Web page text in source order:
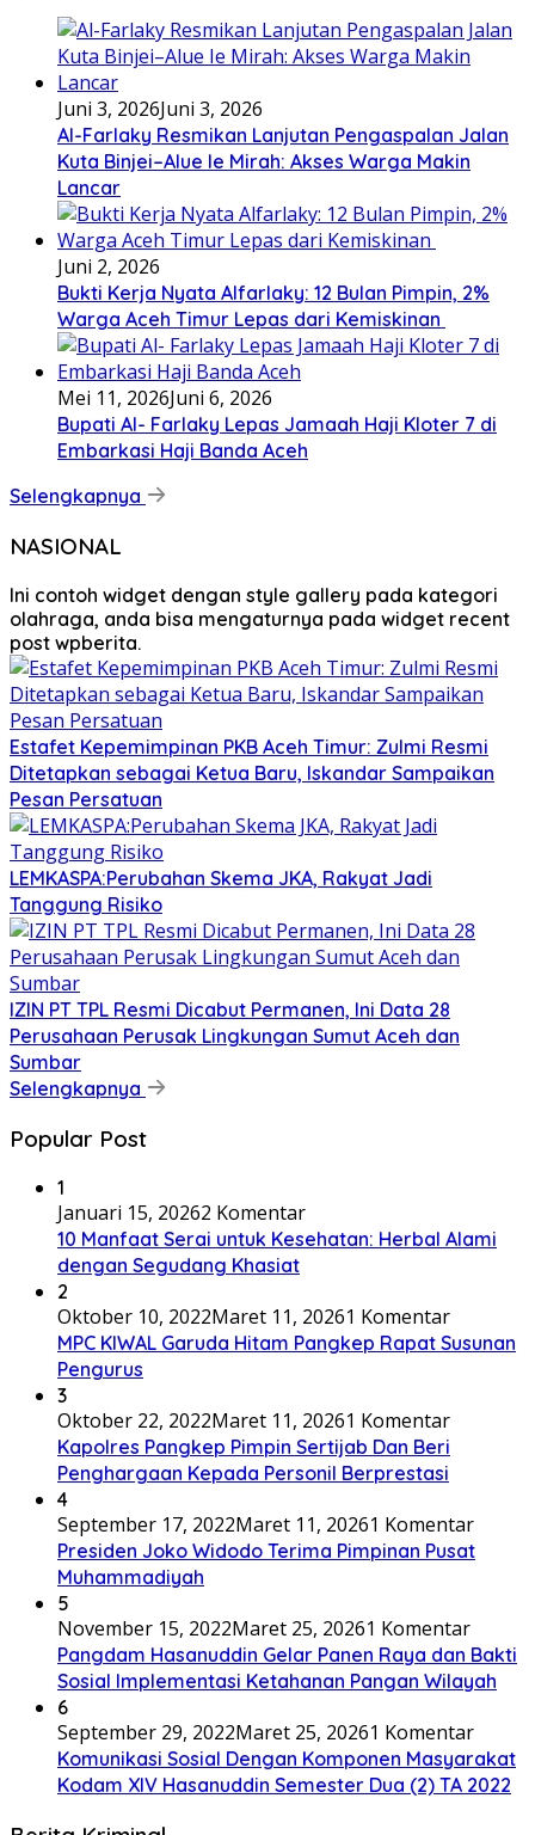
Juni 3, 2026Juni 3, 2026
Al-Farlaky Resmikan Lanjutan Pengaspalan Jalan
Kuta Binjei–Alue Ie Mirah: Akses Warga Makin
Lancar
Juni 2, 2026
Bukti Kerja Nyata Alfarlaky: 12 Bulan Pimpin, 2%
Warga Aceh Timur Lepas dari Kemiskinan ‎
Mei 11, 2026Juni 6, 2026
Bupati Al- Farlaky Lepas Jamaah Haji Kloter 7 di
Embarkasi Haji Banda Aceh
Selengkapnya
NASIONAL
Ini contoh widget dengan style gallery pada kategori
olahraga, anda bisa mengaturnya pada widget recent
post wpberita.
Estafet Kepemimpinan PKB Aceh Timur: Zulmi Resmi
Ditetapkan sebagai Ketua Baru, Iskandar Sampaikan
Pesan Persatuan
LEMKASPA:Perubahan Skema JKA, Rakyat Jadi
Tanggung Risiko
IZIN PT TPL Resmi Dicabut Permanen, Ini Data 28
Perusahaan Perusak Lingkungan Sumut Aceh dan
Sumbar
Selengkapnya
Popular Post
1
Januari 15, 20262 Komentar
10 Manfaat Serai untuk Kesehatan: Herbal Alami
dengan Segudang Khasiat
2
Oktober 10, 2022Maret 11, 20261 Komentar
MPC KIWAL Garuda Hitam Pangkep Rapat Susunan
Pengurus
3
Oktober 22, 2022Maret 11, 20261 Komentar
Kapolres Pangkep Pimpin Sertijab Dan Beri
Penghargaan Kepada Personil Berprestasi
4
September 17, 2022Maret 11, 20261 Komentar
Presiden Joko Widodo Terima Pimpinan Pusat
Muhammadiyah
5
November 15, 2022Maret 25, 20261 Komentar
Pangdam Hasanuddin Gelar Panen Raya dan Bakti
Sosial Implementasi Ketahanan Pangan Wilayah
6
September 29, 2022Maret 25, 20261 Komentar
Komunikasi Sosial Dengan Komponen Masyarakat
Kodam XIV Hasanuddin Semester Dua (2) TA 2022